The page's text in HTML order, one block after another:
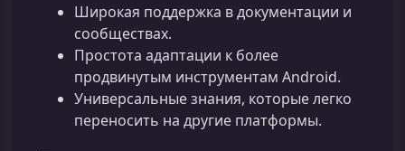
Широкая поддержка в документации и
сообществах.
Простота адаптации к более
продвинутым инструментам Android.
Универсальные знания, которые легко
переносить на другие платформы.